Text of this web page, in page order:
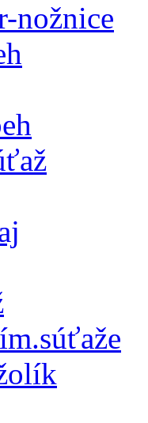
nožnice